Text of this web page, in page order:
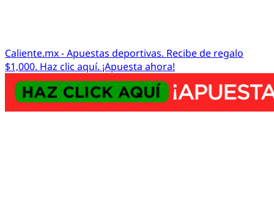
Caliente.mx - Apuestas deportivas. Recibe de regalo
$1,000. Haz clic aquí. ¡Apuesta ahora!